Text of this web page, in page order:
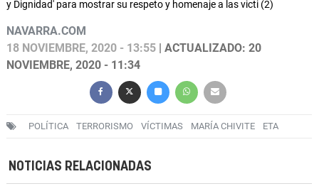
y Dignidad' para mostrar su respeto y homenaje a las victi (2)
NAVARRA.COM
18 NOVIEMBRE, 2020 - 13:55 | ACTUALIZADO: 20
NOVIEMBRE, 2020 - 11:34
POLÍTICA TERRORISMO VÍCTIMAS MARÍA CHIVITE ETA
NOTICIAS RELACIONADAS